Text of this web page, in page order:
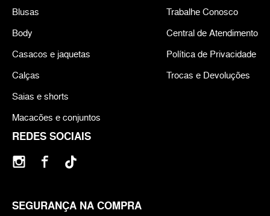
REDES SOCIAIS
SEGURANÇA NA COMPRA
Blusas
Body
Casacos e jaquetas
Calças
Saias e shorts
Macacões e conjuntos
Trabalhe Conosco
Central de Atendimento
Política de Privacidade
Trocas e Devoluções